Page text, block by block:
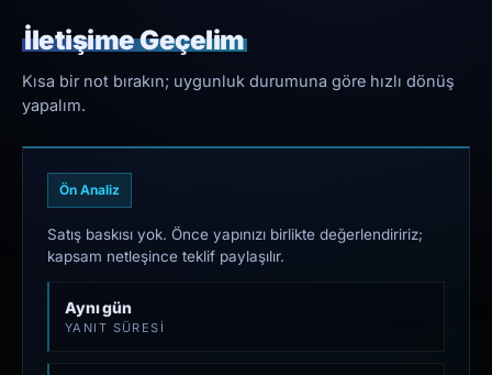
İletişime Geçelim
Kısa bir not bırakın; uygunluk durumuna göre hızlı dönüş
yapalım.
Ön Analiz
Satış baskısı yok. Önce yapınızı birlikte değerlendiririz;
kapsam netleşince teklif paylaşılır.
Aynı gün
YANIT SÜRESI